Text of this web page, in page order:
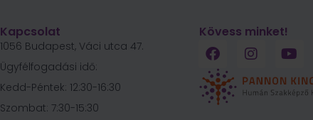
Kapcsolat
1056 Budapest, Váci utca 47.
Ügyfélfogadási idő:
Kedd-Péntek: 12:30-16:30
Szombat: 7:30-15:30
Kövess minket!